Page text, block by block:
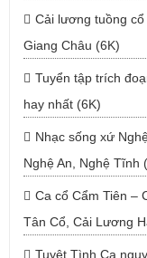
Cải lương tuồng
Giang Châu (6K)
Tuyển tập trích
hay nhất (6K)
Nhạc sống xứ
Nghệ An, Nghệ Tĩnh
Ca cổ Cẩm Tiên –
Tân Cổ, Cải Lương
Tuyệt Tình Ca